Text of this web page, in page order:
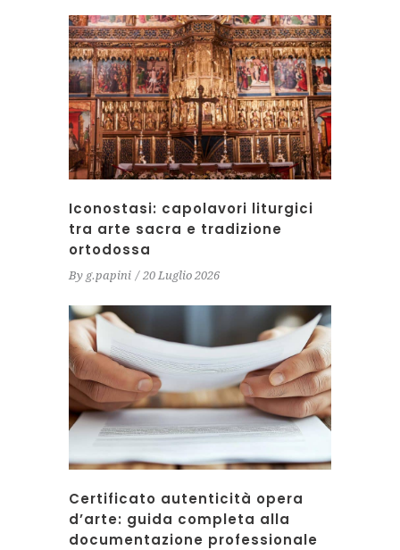
Iconostasi: capolavori liturgici
tra arte sacra e tradizione
ortodossa
By g.papini 20 Luglio 2026
Certificato autenticità opera
d’arte: guida completa alla
documentazione professionale